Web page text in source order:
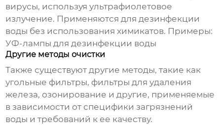
вирусы, используя ультрафиолетовое
излучение. Применяются для дезинфекции
воды без использования химикатов. Примеры:
УФ-лампы для дезинфекции воды
Другие методы очистки
Также существуют другие методы, такие как
угольные фильтры, фильтры для удаления
железа, озонирование и другие, применяемые
в зависимости от специфики загрязнений
воды и требований к ее качеству.